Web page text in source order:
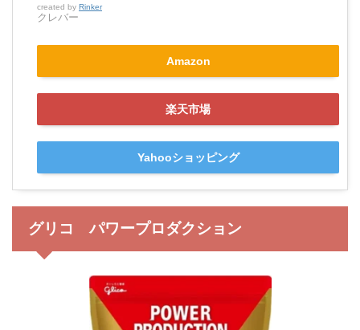
created by Rinker
クレバー
Amazon
楽天市場
Yahooショッピング
グリコ パワープロダクション